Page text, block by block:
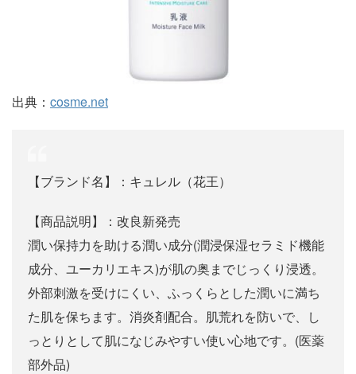
出典： cosme.net
【ブランド名】：キュレル（花王）
【商品説明】：改良新発売
潤い保持力を助ける潤い成分(潤浸保湿セラミド機能
成分、ユーカリエキス)が肌の奥までじっくり浸透。
外部刺激を受けにくい、ふっくらとした潤いに満ち
た肌を保ちます。消炎剤配合。肌荒れを防いで、し
っとりとして肌になじみやすい使い心地です。(医薬
部外品)